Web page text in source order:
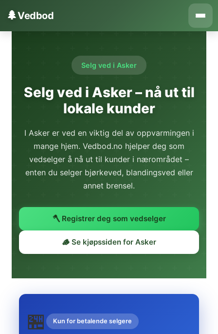
🌲Vedbod
Selg ved i Asker
Selg ved i Asker – nå ut til
lokale kunder
I Asker er ved en viktig del av oppvarmingen i
mange hjem. Vedbod.no hjelper deg som
vedselger å nå ut til kunder i nærområdet –
enten du selger bjørkeved, blandingsved eller
annet brensel.
🪓 Registrer deg som vedselger
🪵 Se kjøpssiden for Asker
🏪 Kun for betalende selgere